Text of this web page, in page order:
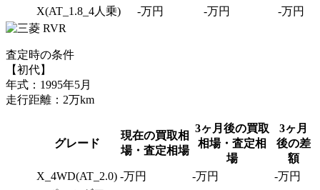
X(AT_1.8_4人乗) -万円 -万円 -万円
査定時の条件
【初代】
年式：1995年5月
走行距離：2万km
グレード
現在の買取相
場・査定相場
3ヶ月後の買取
相場・査定相
場
3ヶ月
後の差
額
X_4WD(AT_2.0) -万円 -万円
-万円